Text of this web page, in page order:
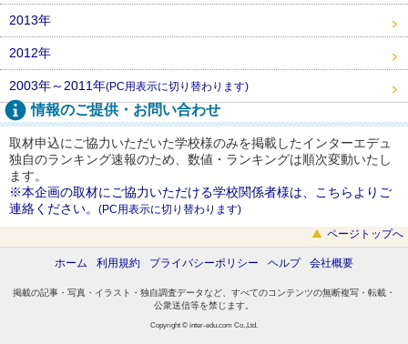
2013年
2012年
2003年～2011年(PC用表示に切り替わります)
情報のご提供・お問い合わせ
取材申込にご協力いただいた学校様のみを掲載したインターエデュ
独自のランキング速報のため、数値・ランキングは順次変動いたし
ます。
※本企画の取材にご協力いただける学校関係者様は、こちらよりご
連絡ください。 (PC用表示に切り替わります)
ページトップへ
ホーム 利用規約 プライバシーポリシー ヘルプ 会社概要
掲載の記事・写真・イラスト・独自調査データなど、すべてのコンテンツの無断複写・転載・
公衆送信等を禁じます。
Copyright © inter-edu.com Co.,Ltd.